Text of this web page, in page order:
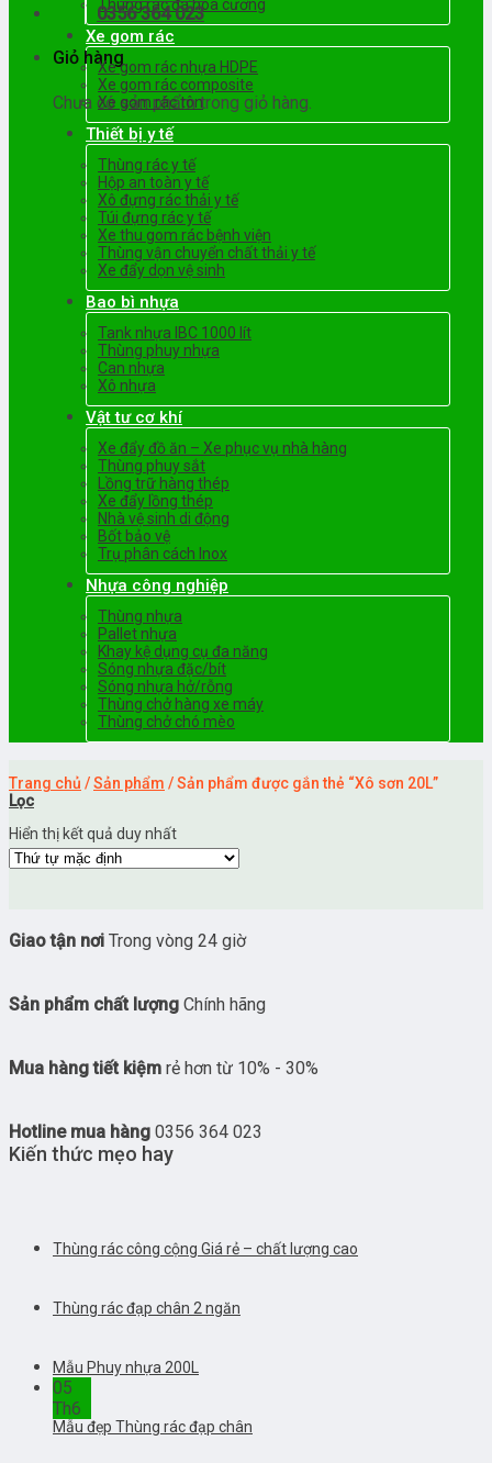
0356 364 023
Giỏ hàng
Chưa có sản phẩm trong giỏ hàng.
Thùng rác đá hoa cương
Xe gom rác
Xe gom rác nhựa HDPE
Xe gom rác composite
Xe gom rác tôn
Thiết bị y tế
Thùng rác y tế
Hộp an toàn y tế
Xô đựng rác thải y tế
Túi đựng rác y tế
Xe thu gom rác bệnh viện
Thùng vận chuyển chất thải y tế
Xe đẩy dọn vệ sinh
Bao bì nhựa
Tank nhựa IBC 1000 lít
Thùng phuy nhựa
Can nhựa
Xô nhựa
Vật tư cơ khí
Xe đẩy đồ ăn – Xe phục vụ nhà hàng
Thùng phuy sắt
Lồng trữ hàng thép
Xe đẩy lồng thép
Nhà vệ sinh di động
Bốt bảo vệ
Trụ phân cách Inox
Nhựa công nghiệp
Thùng nhựa
Pallet nhựa
Khay kệ dụng cụ đa năng
Sóng nhựa đặc/bít
Sóng nhựa hở/rỗng
Thùng chở hàng xe máy
Thùng chở chó mèo
Trang chủ /Sản phẩm /Sản phẩm được gắn thẻ “Xô sơn 20L”
Lọc
Hiển thị kết quả duy nhất
Giao tận nơi Trong vòng 24 giờ
Sản phẩm chất lượng Chính hãng
Mua hàng tiết kiệm rẻ hơn từ 10% - 30%
Hotline mua hàng 0356 364 023
Kiến thức mẹo hay
Thùng rác công cộng Giá rẻ – chất lượng cao
Thùng rác đạp chân 2 ngăn
Mẫu Phuy nhựa 200L
05
Th6
Mẫu đẹp Thùng rác đạp chân